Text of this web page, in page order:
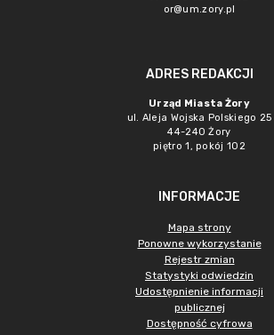
or@um.zory.pl
ADRES REDAKCJI
Urząd Miasta Żory
ul. Aleja Wojska Polskiego 25
44-240 Żory
piętro 1, pokój 102
INFORMACJE
Mapa strony
Ponowne wykorzystanie
Rejestr zmian
Statystyki odwiedzin
Udostępnienie informacji
publicznej
Dostępność cyfrowa